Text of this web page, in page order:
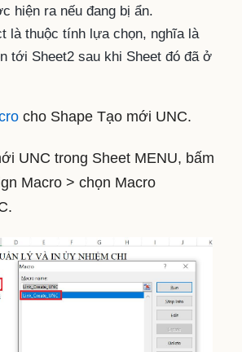
hiện ra nếu đang bị ẩn.
là thuộc tính lựa chọn, nghĩa là
tới Sheet2 sau khi Sheet đó đã ở
cho Shape Tạo mới UNC.
UNC trong Sheet MENU, bấm
Macro > chọn Macro